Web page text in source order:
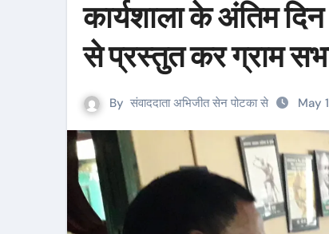
कार्यशाला के अंतिम
से प्रस्तुत कर ग्राम
By संवाददाता अभिजीत सेन पोटका से May